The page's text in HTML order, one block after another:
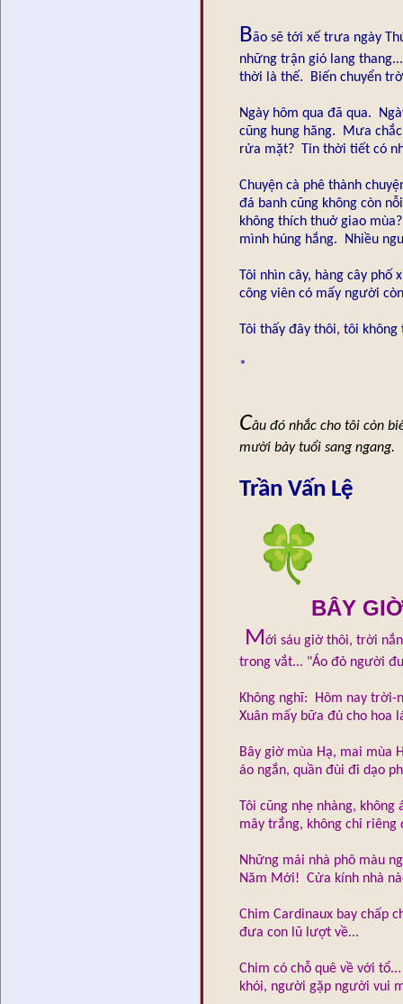
Bão sẽ tới xế trưa ngày
những trận gió lang
thời là thế. Biến chuyển
Ngày hôm qua đã qua.
cũng hung hăng. Mưa
rửa mặt? Tin thời tiết có
Chuyện cà phê thành
đá banh cũng không còn
không thích thuở giao
mình húng hắng. Nhiều
Tôi nhìn cây, hàng cây phố
công viên có mấy người
Tôi thấy đây thôi, tôi
*
Câu đó nhắc cho tôi còn
mười bảy tuổi sang
Trần Vấn Lệ
BÂY
Mới sáu giờ thôi, trời
trong vắt... "Áo đỏ người
Không nghĩ: Hôm nay
Xuân mấy bữa đủ cho hoa
Bây giờ mùa Hạ, mai mùa
áo ngắn, quần đùi đi dạo
Tôi cũng nhẹ nhàng,
mây trắng, không chỉ riêng
Những mái nhà phô màu
Năm Mới! Cửa kính nhà
Chim Cardinaux bay chấp
đưa con lũ lượt về...
Chim có chỗ quê về với
khói, người gặp người vui